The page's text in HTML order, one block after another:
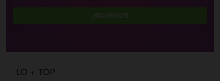
¡SÍGUENOS!
LO + TOP